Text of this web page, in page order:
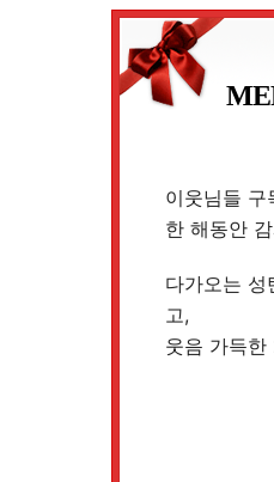
이웃님들 구
한 해동안
다가오는 성
고,
웃음 가득